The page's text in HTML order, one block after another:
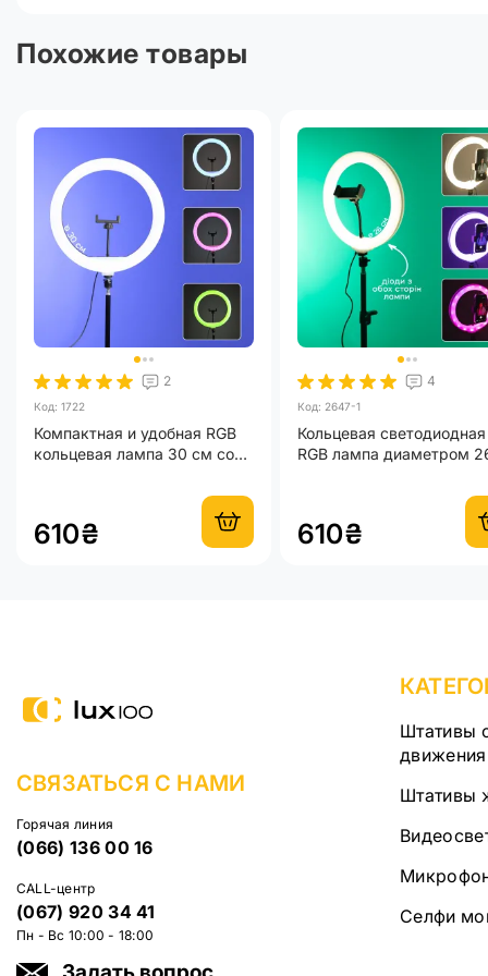
Похожие товары
2
Код: 1722
Компактная и удобная RGB
кольцевая лампа 30 см со
повербанка и сети 220 В
610₴
4
Код: 2647-1
Кольцевая
RGB лампа диаметром
610₴
СВЯЗАТЬСЯ С НАМИ
Горячая линия
(066) 136 00 16
CALL-центр
(067) 920 34 41
Пн - Вс 10:00 - 18:00
Штативы
Штативы
Селфи